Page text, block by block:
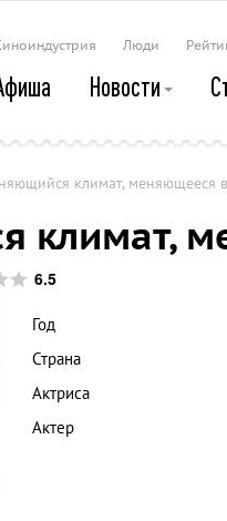
Люди
Новости
климат, меняющееся
климат,
6.5
Год
Страна
Актриса
Актер